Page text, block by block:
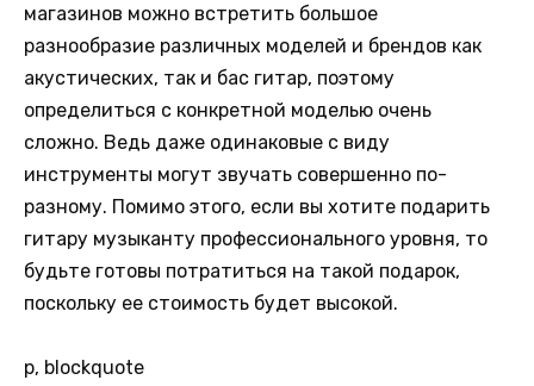
магазинов можно встретить большое
разнообразие различных моделей и брендов как
акустических, так и бас гитар, поэтому
определиться с конкретной моделью очень
сложно. Ведь даже одинаковые с виду
инструменты могут звучать совершенно по-
разному. Помимо этого, если вы хотите подарить
гитару музыканту профессионального уровня, то
будьте готовы потратиться на такой подарок,
поскольку ее стоимость будет высокой.
p, blockquote